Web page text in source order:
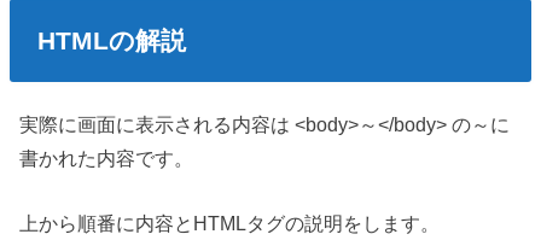
HTMLの解説
実際に画面に表示される内容は <body>～</body> の～に
書かれた内容です。
上から順番に内容とHTMLタグの説明をします。